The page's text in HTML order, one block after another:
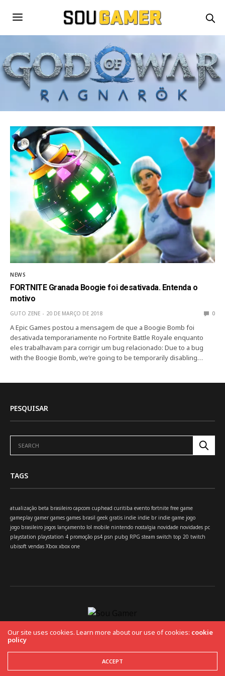
NEWS
FORTNITE Granada Boogie foi desativada. Entenda o
motivo
GUTO ZENE 20 DE MARÇO DE 2018 0
A Epic Games postou a mensagem de que a Boogie Bomb foi
desativada temporariamente no Fortnite Battle Royale enquanto
eles trabalhavam para corrigir um bug relacionado: Due to a bug
with the Boogie Bomb, we’re going to be temporarily disabling…
PESQUISAR
TAGS
atualização beta brasileiro capcom cuphead curitiba evento fortnite free game
gameplay gamer games games brasil geek gratis indie indie br indie game jogo
jogo brasileiro jogos lançamento lol mobile nintendo nostalgia novidade novidades pc
playstation playstation 4 promoção ps4 psn pubg RPG steam switch top 20 twitch
ubisoft vendas Xbox xbox one
Copyright 2019 Fuel Themes. All RIGHTS RESERVED.
Our site uses cookies. Learn more about our use of cookies: cookie
policy
ACCEPT